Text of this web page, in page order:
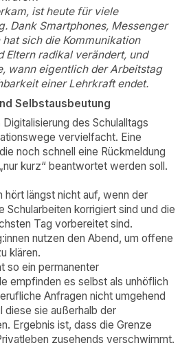
ist heute für viele
Dank Smartphones, Messenger
sich die Kommunikation
Eltern radikal verändert, und
wann eigentlich der Arbeitstag
einer Lehrkraft endet.
Selbstausbeutung
des Schulalltags
vervielfacht. Eine
noch schnell eine Rückmeldung
kurz“ beantwortet werden soll.
hört längst nicht auf, wenn der
Schularbeiten korrigiert sind und die
Tag vorbereitet sind.
nutzen den Abend, um offene
klären.
so ein permanenter
empfinden es selbst als unhöflich
Anfragen nicht umgehend
diese sie außerhalb der
Ergebnis ist, dass die Grenze
zusehends verschwimmt.